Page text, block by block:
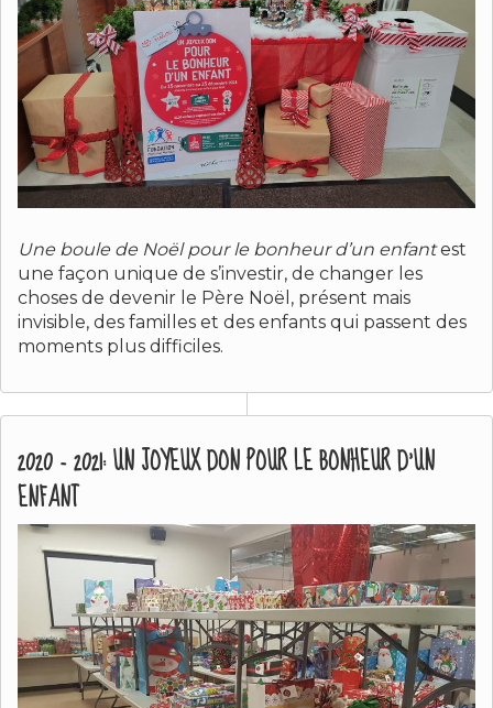
Une boule de Noël pour le bonheur d’un enfantest
une façon unique de s’investir, de changer les
choses de devenir le Père Noël, présent mais
invisible, des familles et des enfants qui passent des
moments plus difficiles.
2020 - 2021: UN JOYEUX DON POUR LE BONHEUR D'UN
ENFANT